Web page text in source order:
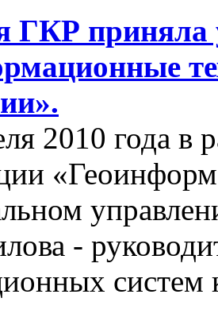
ГКР приняла
2010 года в
-
систем